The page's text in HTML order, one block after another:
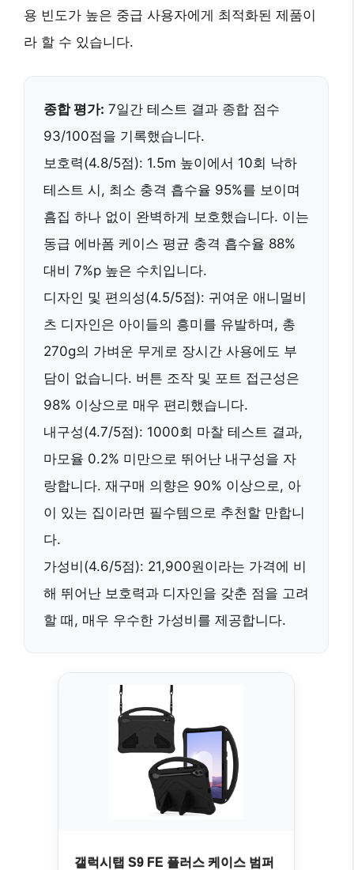
용 빈도가 높은 중급 사용자에게 최적화된 제품이
라 할 수 있습니다.
종합 평가: 7일간 테스트 결과 종합 점수
93/100점을 기록했습니다.
보호력(4.8/5점): 1.5m 높이에서 10회 낙하
테스트 시, 최소 충격 흡수율 95%를 보이며
흠집 하나 없이 완벽하게 보호했습니다. 이는
동급 에바폼 케이스 평균 충격 흡수율 88%
대비 7%p 높은 수치입니다.
디자인 및 편의성(4.5/5점): 귀여운 애니멀비
츠 디자인은 아이들의 흥미를 유발하며, 총
270g의 가벼운 무게 로 장시간 사용에도 부
담이 없습니다. 버튼 조작 및 포트 접근성은
98% 이상으로 매우 편리했습니다.
내구성(4.7/5점): 1000회 마찰 테스트 결과,
마모율 0.2% 미만으로 뛰어난 내구성을 자
랑합니다. 재구매 의향은 90% 이상으로, 아
이 있는 집이라면 필수템으로 추천할 만합니
다.
가성비(4.6/5점): 21,900원이라는 가격에 비
해 뛰어난 보호력과 디자인을 갖춘 점을 고려
할 때, 매우 우수한 가성비를 제공합니다.
갤럭시탭 S9 FE 플러스 케이스 범퍼